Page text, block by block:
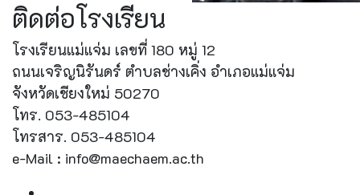
ติดต่อโรงเรียน
โรงเรียนแม่แจ่ม เลขที่ 180 หมู่ 12
ถนนเจริญนิรันดร์ ตำบลช่างเคิ่ง อำเภอแม่แจ่ม
จังหวัดเชียงใหม่ 50270
โทร. 053-485104
โทรสาร. 053-485104
e-Mail : info@maechaem.ac.th